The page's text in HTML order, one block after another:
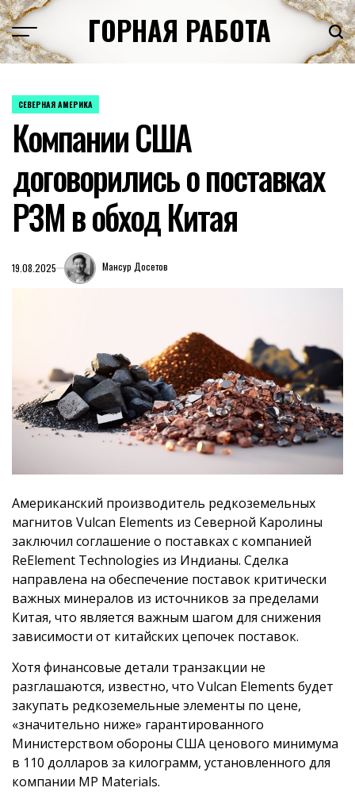
Перейти
к
содержимому
ГОРНАЯ РАБОТА
ОПУБЛИКОВАНО
СЕВЕРНАЯ АМЕРИКА
Компании США
договорились о поставках
РЗМ в обход Китая
19.08.2025 Мансур Досетов
Американский производитель редкоземельных
магнитов Vulcan Elements из Северной Каролины
заключил соглашение о поставках с компанией
ReElement Technologies из Индианы. Сделка
направлена на обеспечение поставок критически
важных минералов из источников за пределами
Китая, что является важным шагом для снижения
зависимости от китайских цепочек поставок.
Хотя финансовые детали транзакции не
разглашаются, известно, что Vulcan Elements будет
закупать редкоземельные элементы по цене,
«значительно ниже» гарантированного
Министерством обороны США ценового минимума
в 110 долларов за килограмм, установленного для
компании MP Materials.